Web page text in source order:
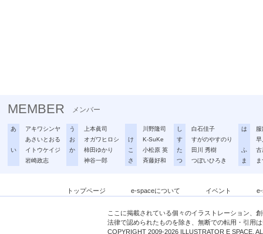
MEMBER メンバー
あ
アキワシンヤ
あさいとおる
い
イトウケイジ
岩崎政志
う
上本眞司
お
オガワヒロシ
か
柿田ゆかり
神谷一郎
川野隆司
け
K-SuKe
こ
小松原 英
さ
斉藤好和
し
白石佳子
す
すがのやすのり
た
田川 秀樹
つ
つぼいひろき
は
早
ふ
古
ま
トップページ e-spaceについて イベント
ここに掲載されている個々のイラストレーション、
法律で認められたものを除き、無断での転用・引用
COPYRIGHT 2009-2026 ILLUSTRATOR E SPACE.